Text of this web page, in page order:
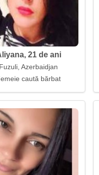
21 de ani
Fuzuli, Azerbaidjan
caută bărbat